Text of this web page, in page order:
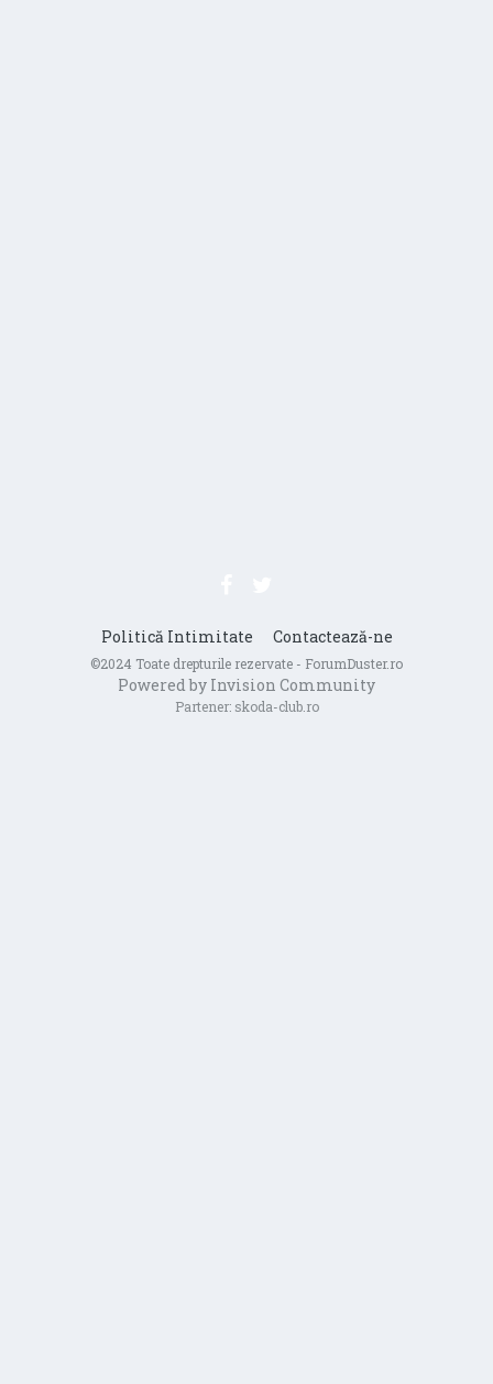
Politică Intimitate Contactează-ne
©2024 Toate drepturile rezervate - ForumDuster.ro
Powered by Invision Community
Partener: skoda-club.ro